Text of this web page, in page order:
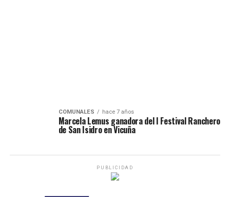
COMUNALES hace 7 años
Marcela Lemus ganadora del I Festival Ranchero
de San Isidro en Vicuña
PUBLICIDAD